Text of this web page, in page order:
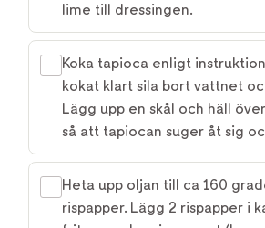
lime till dressingen.
Koka tapioca enligt
kokat klart sila bort vattnet
Lägg upp en skål och häll
så att tapiocan suger åt sig
Heta upp oljan till ca 160
rispapper. Lägg 2 rispapper i